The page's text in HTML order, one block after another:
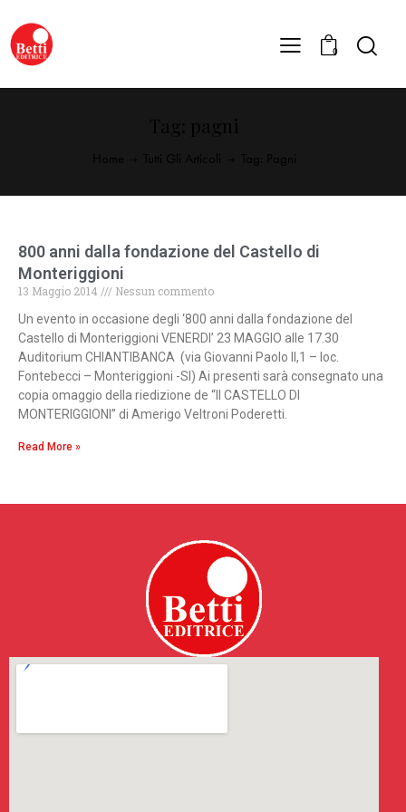
0
800 anni dalla fondazione del Castello di
Monteriggioni
13 Maggio 2014
Nessun commento
Un evento in occasione degli ‘800 anni dalla fondazione del
Castello di Monteriggioni VENERDI’ 23 MAGGIO alle 17.30
Auditorium CHIANTIBANCA (via Giovanni Paolo II,1 – loc.
Fontebecci – Monteriggioni -SI) Ai presenti sarà consegnato una
copia omaggio della riedizione de “Il CASTELLO DI
MONTERIGGIONI” di Amerigo Veltroni Poderetti.
Read More »